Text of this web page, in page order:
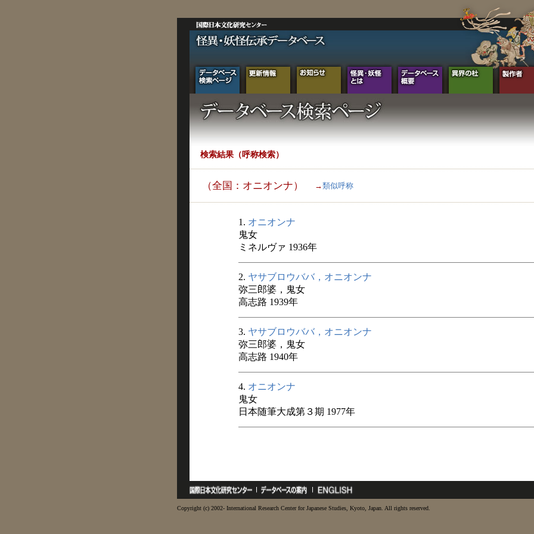
検索結果（呼称検索）
（全国：オニオンナ） →類似呼称
1. オニオンナ
鬼女
ミネルヴァ 1936年
2. ヤサブロウババ，オニオンナ
弥三郎婆，鬼女
高志路 1939年
3. ヤサブロウババ，オニオンナ
弥三郎婆，鬼女
高志路 1940年
4. オニオンナ
鬼女
日本随筆大成第３期 1977年
Copyright (c) 2002- International Research Center for Japanese Studies, Kyoto, Japan. All rights reserved.